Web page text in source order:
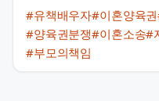
#유책배우자#이혼양육권
#양육권분쟁#이혼소송#
#부모의책임